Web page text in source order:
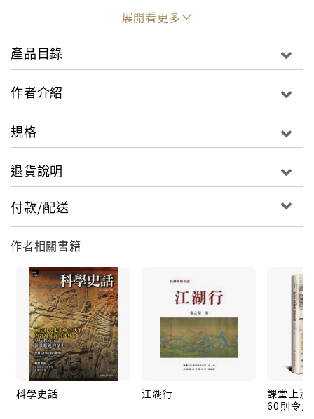
小說圍繞萬大明的際遇，刻劃了一個個性格鮮明的人
物，追求自由和幸福的安娜姑娘，義薄雲天的郭懷一，
清的萬四……這些在時代大潮中各有追求的人物，都爲
入勝，欲罷不能，正是歷史的切入點選擇得當，因而多
條線索相互交織，錯綜複雜，卻又彼此勾連，環環相
扣，從而爲情節的展開埋下了一個個伏筆。……《赤崁
行》是一部成功的歷史小說，它在台灣文學史上的地位
是值得肯定的。」
展開看更多
產品目錄
作者介紹
規格
退貨說明
付款/配送
作者相關書籍
科學史話 江湖行
課堂上沒
60則令